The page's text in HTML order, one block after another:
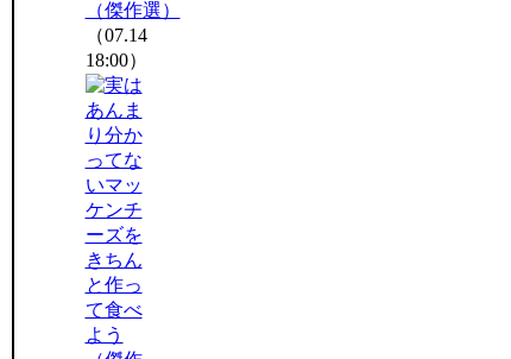
（傑作選）
（07.14
18:00）